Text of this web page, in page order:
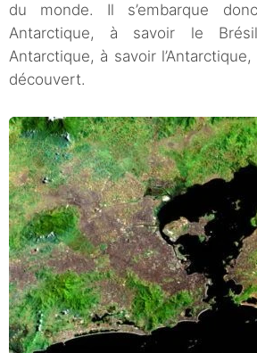
du monde. Il s’embarque
Antarctique, à savoir le
Antarctique, à savoir
découvert.